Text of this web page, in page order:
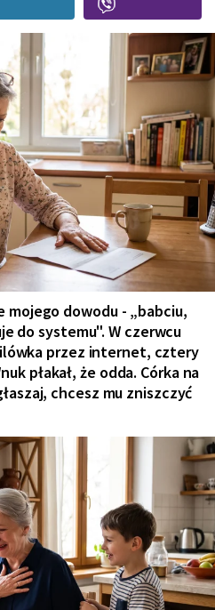
mojego dowodu - „babciu,
do systemu". W czerwcu
przez internet, cztery
płakał, że odda. Córka na
chcesz mu zniszczyć